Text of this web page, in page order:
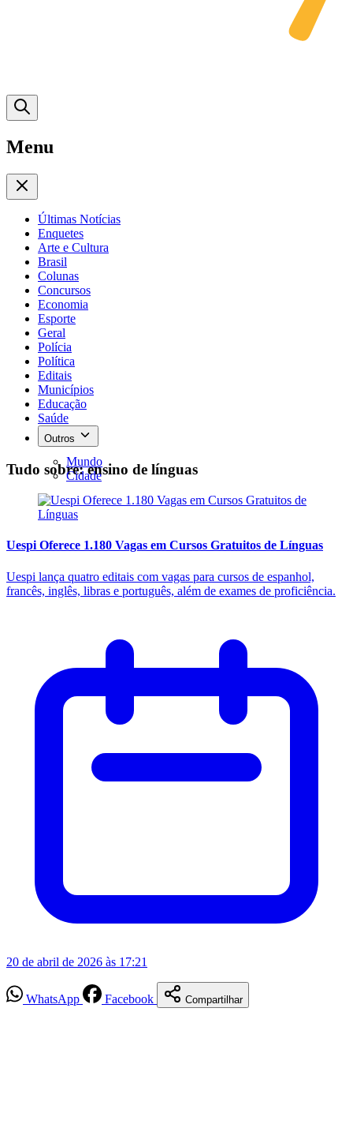
Menu
Últimas Notícias
Enquetes
Arte e Cultura
Brasil
Colunas
Concursos
Economia
Esporte
Geral
Polícia
Política
Editais
Municípios
Educação
Saúde
Outros
Mundo
Cidade
Tudo sobre: ensino de línguas
Uespi Oferece 1.180 Vagas em Cursos Gratuitos de Línguas
Uespi lança quatro editais com vagas para cursos de espanhol,
francês, inglês, libras e português, além de exames de proficiência.
20 de abril de 2026 às 17:21
WhatsApp Facebook Compartilhar